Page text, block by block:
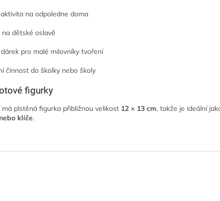
na odpoledne doma
na dětské oslavě
pro malé milovníky tvoření
činnost do školky nebo školy
figurky
má plstěná figurka přibližnou velikost 12 × 13 cm, takže je ideální
klíče.